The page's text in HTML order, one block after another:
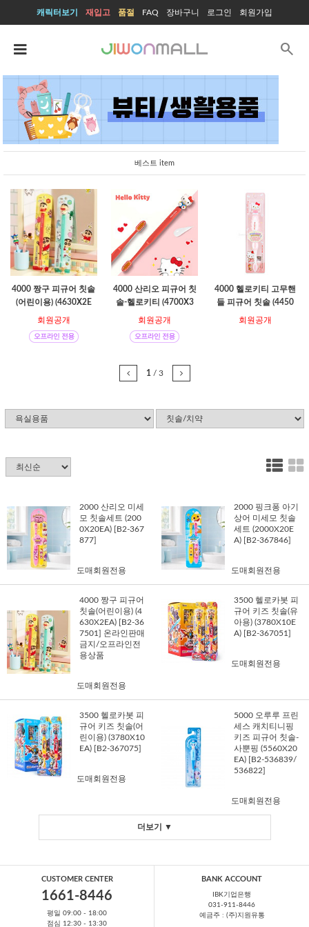
캐릭터보기 재입고 품절 FAQ 장바구니 로그인 회원가입
search
베스트 item
4000 짱구 피규어 칫솔
(어린이용) (4630X2E
회원공개
4000 산리오 피규어 칫
솔-헬로키티 (4700X3
회원공개
4000 헬로키티 고무핸
들 피규어 칫솔 (4450
회원공개
1 / 3
2000 산리오 미세
모 칫솔세트 (200
0X20EA) [B2-367
877]
도매회원전용
2000 핑크퐁 아기
상어 미세모 칫솔
세트 (2000X20E
A) [B2-367846]
도매회원전용
4000 짱구 피규어
칫솔(어린이용) (4
630X2EA) [B2-36
7501] 온라인판매
금지/오프라인전
용상품
도매회원전용
3500 헬로카봇 피
규어 키즈 칫솔(유
아용) (3780X10E
A) [B2-367051]
도매회원전용
3500 헬로카봇 피
규어 키즈 칫솔(어
린이용) (3780X10
EA) [B2-367075]
도매회원전용
5000 오루루 프린
세스 캐치티니핑
키즈 피규어 칫솔-
사뿐핑 (5560X20
EA) [B2-536839/
536822]
도매회원전용
더보기 ▼
CUSTOMER CENTER
1661-8446
평일 09:00 - 18:00
점심 12:30 - 13:30
BANK ACCOUNT
IBK기업은행
031-911-8446
예금주 : (주)지원유통